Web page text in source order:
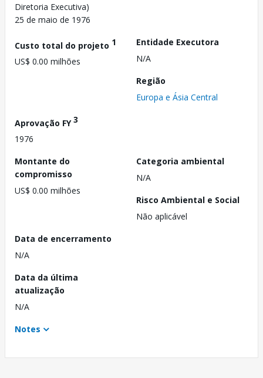
Diretoria Executiva)
25 de maio de 1976
Custo total do projeto 1
US$ 0.00 milhões
Entidade Executora
N/A
Região
Europa e Ásia Central
Aprovação FY3
1976
Montante do
compromisso
US$ 0.00 milhões
Categoria ambiental
N/A
Risco Ambiental e Social
Não aplicável
Data de encerramento
N/A
Data da última
atualização
N/A
Notes